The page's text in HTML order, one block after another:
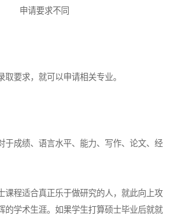
申请要求不同
要求，就可以申请相关专业。
于成绩、语言水平、能力、写作、论文、经
课程适合真正乐于做研究的人，就此向上攻
的学术生涯。如果学生打算硕士毕业后就就